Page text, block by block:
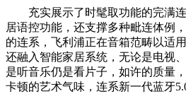
充实展示了时髦取功能的完满连
居语控功能，还支撑多种毗连体例
的连系，飞利浦正在音箱范畴以适
还融入智能家居系统，无论是电视
是听音乐仍是看片子，如许的质量
卡顿的艺术气味，连系新一代蓝牙